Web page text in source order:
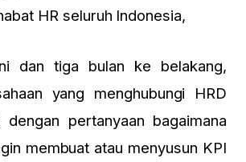
HR seluruh Indonesia,
dan tiga bulan ke belakang,
yang menghubungi HRD
pertanyaan bagaimana
membuat atau menyusun KPI